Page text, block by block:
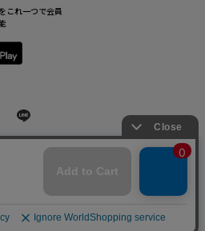
これ一つで会員